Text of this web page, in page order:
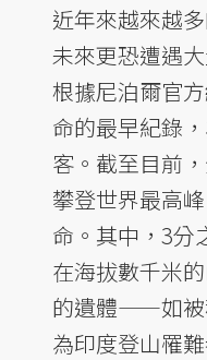
近年來越來越
未來更恐遭遇
根據尼泊爾官
命的最早紀錄
客。截至目前
攀登世界最高
命。其中，3分
在海拔數千米
的遺體——如被
為印度登山罹